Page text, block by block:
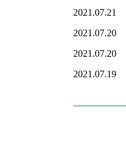
2021.07.21
2021.07.20
2021.07.20
2021.07.19